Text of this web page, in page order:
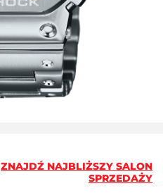
ZNAJDŹ NAJBLIŻSZY SALON
SPRZEDAŻY